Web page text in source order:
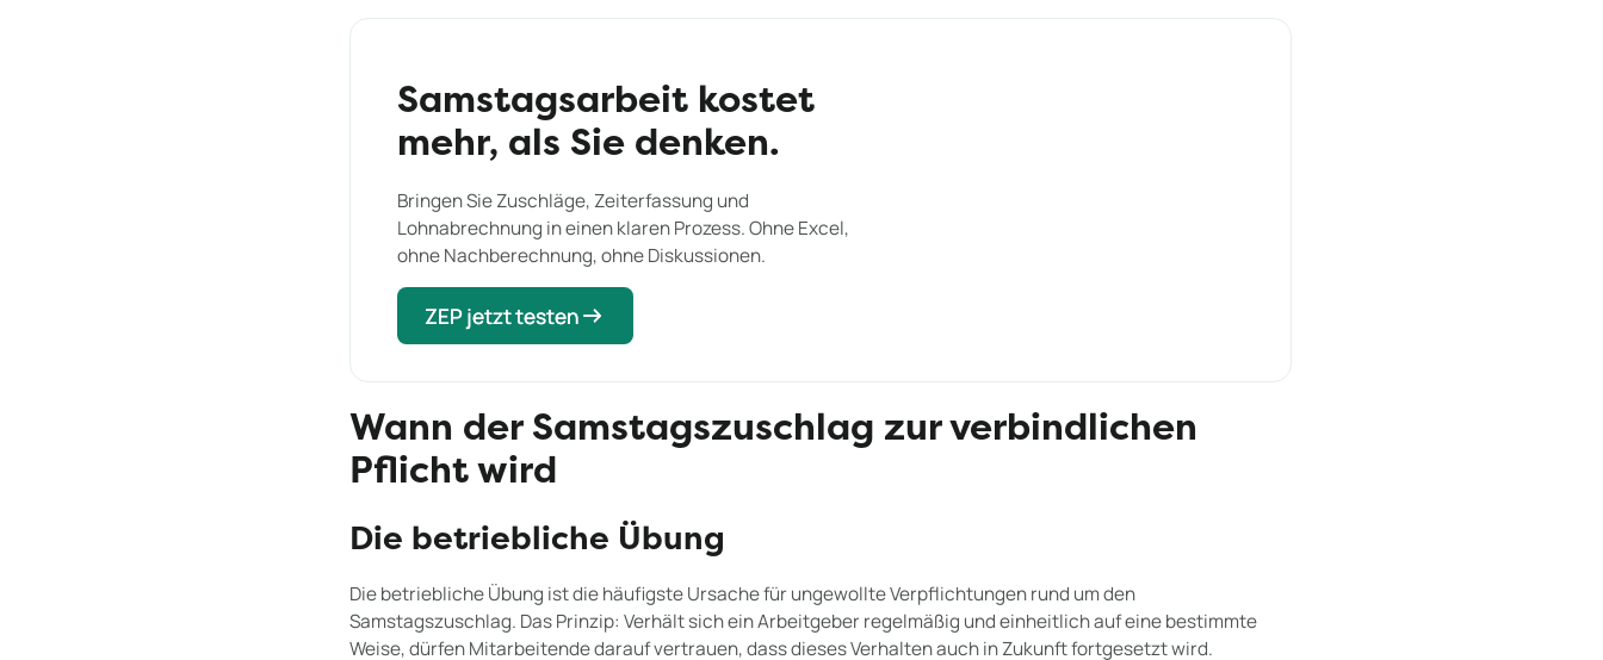
Samstagsarbeit kostet
mehr, als Sie denken.
Bringen Sie Zuschläge, Zeiterfassung und
Lohnabrechnung in einen klaren Prozess. Ohne Excel,
ohne Nachberechnung, ohne Diskussionen.
ZEP jetzt testen
ZEP jetzt testen
Wann der Samstagszuschlag zur verbindlichen
Pflicht wird
Die betriebliche Übung
Die betriebliche Übung ist die häufigste Ursache für ungewollte Verpflichtungen rund um den
Samstagszuschlag. Das Prinzip: Verhält sich ein Arbeitgeber regelmäßig und einheitlich auf eine bestimmte
Weise, dürfen Mitarbeitende darauf vertrauen, dass dieses Verhalten auch in Zukunft fortgesetzt wird.